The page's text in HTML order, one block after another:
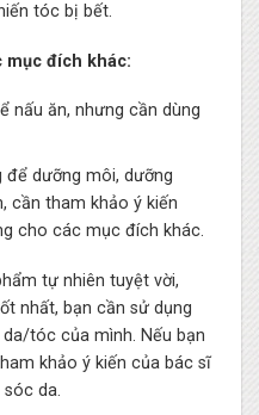
tóc bị bết.
mục đích khác:
nấu ăn, nhưng cần dùng
để dưỡng môi, dưỡng
cần tham khảo ý kiến
cho các mục đích khác.
tự nhiên tuyệt vời,
nhất, bạn cần sử dụng
tóc của mình. Nếu bạn
khảo ý kiến của bác sĩ
da.